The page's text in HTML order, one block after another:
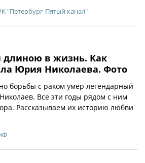
"Петербург-Пятый канал"
длиною в жизнь. Как
Юрия Николаева. Фото
борьбы с раком умер легендарный
Все эти годы рядом с ним
Рассказываем их историю любви